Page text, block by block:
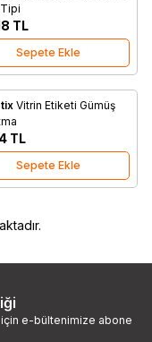
Ekle
TL
Sepete Ekle
Ekle
Vitrin Etiketi Gümüş
TL
Sepete Ekle
e-bültenimize abone